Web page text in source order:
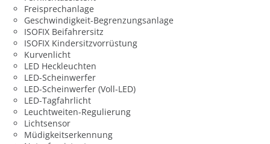
Freisprechanlage
Geschwindigkeit-Begrenzungsanlage
ISOFIX Beifahrersitz
ISOFIX Kindersitzvorrüstung
Kurvenlicht
LED Heckleuchten
LED-Scheinwerfer
LED-Scheinwerfer (Voll-LED)
LED-Tagfahrlicht
Leuchtweiten-Regulierung
Lichtsensor
Müdigkeitserkennung